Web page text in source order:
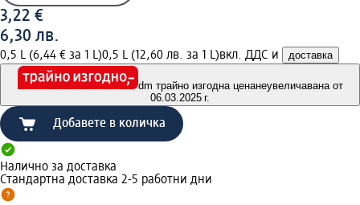
3,22 €
6,30 лв.
0,5 L (6,44 € за 1 L)0,5 L (12,60 лв. за 1 L)вкл. ДДС и доставка
dm трайно изгодна ценанеувеличавана от
06.03.2025 г.
Добавете в количка
Налично за доставка
Стандартна доставка 2-5 работни дни